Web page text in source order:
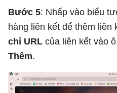
Bước 5: Nhấp vào biểu
hàng liên kết để thêm liên
chỉ URL của liên kết vào
Thêm.